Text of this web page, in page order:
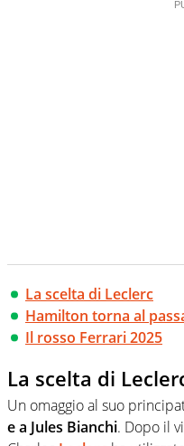
La scelta di Leclerc
Hamilton torna al
Il rosso Ferrari 2025
La scelta di
Un omaggio al suo
e a Jules Bianchi. Dopo il